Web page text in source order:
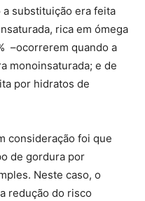
a substituição era feita
rica em ómega
–ocorrerem quando a
monoinsaturada; e de
por hidratos de
consideração foi que
de gordura por
Neste caso, o
redução do risco